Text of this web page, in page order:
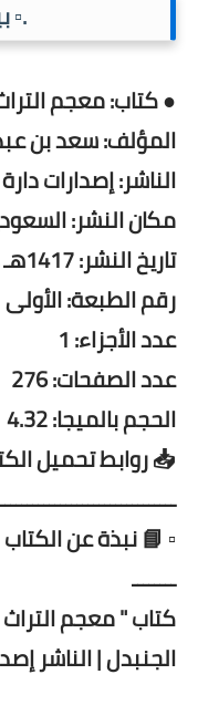
.▫️
● كتاب: معجم
المؤلف: سعد بن
الناشر: إصدارات
مكان النشر:
تاريخ النشر: 1417هـ ، 1997م
رقم الطبعة: الأولى
عدد الأجزاء: 1
عدد الصفحات: 276
الحجم بالميجا: 4.32
📥 روابط تحميل
▫️ 📘 نبذة عن الكتاب
ــــــــ
كتاب " معجم التراث
الجنبدل | الناشر